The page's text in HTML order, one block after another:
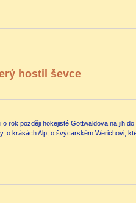
hostil ševce
rok později hokejisté Gottwaldova na jih
o krásách Alp, o švýcarském Werichovi,